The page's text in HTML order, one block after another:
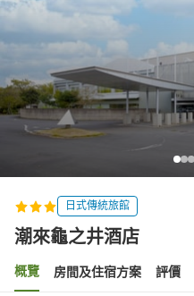
日式傳統旅館
潮來龜之井酒店
概覽 房間及住宿方案 評價